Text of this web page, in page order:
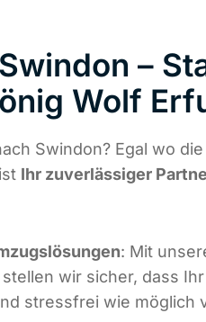
–
Wolf
Swindon? Egal wo
Ihr zuverlässiger
: Mit
wir sicher, dass
stressfrei wie möglich